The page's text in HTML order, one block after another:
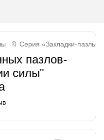
🔖 Серия «Закладки-пазлы»
пазлов-
силы"